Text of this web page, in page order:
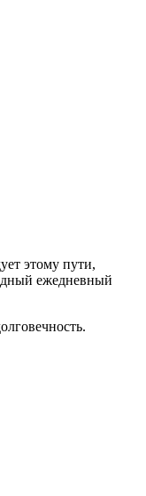
этому пути,
ежедневный